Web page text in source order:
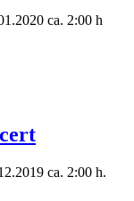
ca. 2:00 h
ca. 2:00 h.